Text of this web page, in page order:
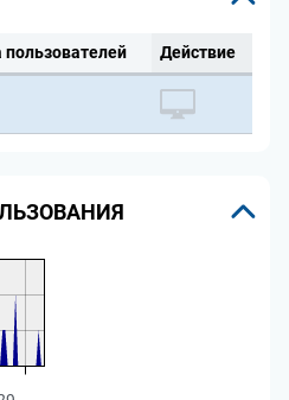
пользователей Действие